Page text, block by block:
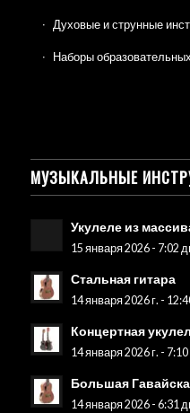
Духовые и струнные
Наборы
МУЗЫКАЛЬНЫЕ
Укулеле из
15 января 2026 - 7:02
Стальная гитара
14 января 2026 г. -
Концертная
14 января 2026 г. -
Большая
14 января 2026 - 6:31